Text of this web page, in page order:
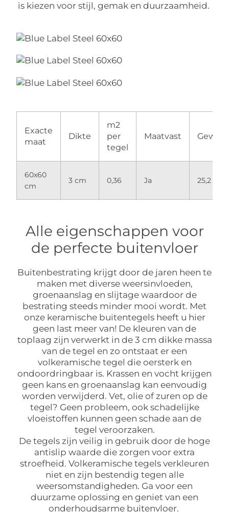
is kiezen voor stijl, gemak en duurzaamheid.
Exacte
maat
Dikte
m2
per
tegel
Maatvast
60x60
cm
3 cm 0,36 Ja 25,2 kg
Alle eigenschappen voor
de perfecte buitenvloer
Buitenbestrating krijgt door de jaren heen te
maken met diverse weersinvloeden,
groenaanslag en slijtage waardoor de
bestrating steeds minder mooi wordt. Met
onze keramische buitentegels heeft u hier
geen last meer van! De kleuren van de
toplaag zijn verwerkt in de 3 cm dikke massa
van de tegel en zo ontstaat er een
volkeramische tegel die oersterk en
ondoordringbaar is. Krassen en vocht krijgen
geen kans en groenaanslag kan eenvoudig
worden verwijderd. Vet, olie of zuren op de
tegel? Geen probleem, ook schadelijke
vloeistoffen kunnen geen schade aan de
tegel veroorzaken.
De tegels zijn veilig in gebruik door de hoge
antislip waarde die zorgen voor extra
stroefheid. Volkeramische tegels verkleuren
niet en zijn bestendig tegen alle
weersomstandigheden. Ga voor een
duurzame oplossing en geniet van een
onderhoudsarme buitenvloer.